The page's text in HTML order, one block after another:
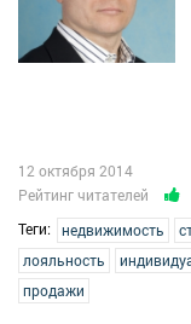
Рейтинг читателей
12 октября 2014
Теги: недвижимость
лояльность
продажи